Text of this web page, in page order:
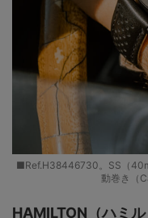
■Ref.H38446730。SS（
動巻き（
HAMILTON（ハミル